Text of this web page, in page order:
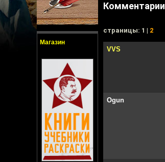
Магазин
Комментарии
cтраницы: 1 | 2
VVS
Ogun